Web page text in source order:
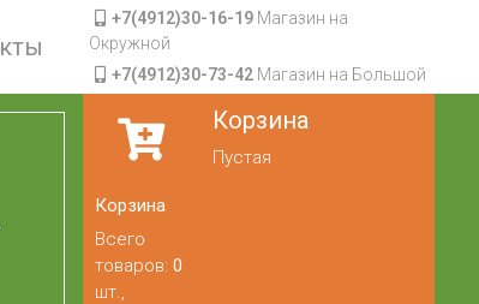
+7(4912)30-16-19Магазин на
Окружной
+7(4912)30-73-42Магазин на Большой
Корзина
Пустая
Корзина
Всего
товаров: 0
шт.,